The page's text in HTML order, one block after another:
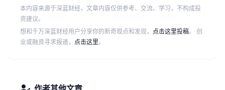
本内容来源于深蓝财经，文章内容仅供参考、交流、学习，不构成投
资建议。
想和千万深蓝财经用户分享你的新奇观点和发现， 点击这里投稿。 创
业或融资寻求报道， 点击这里。